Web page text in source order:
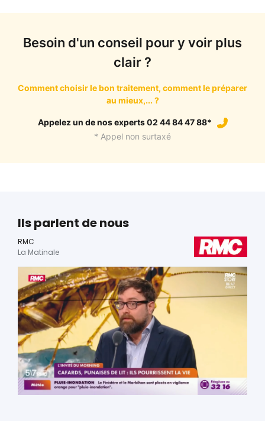
Besoin d'un conseil pour y voir plus
clair ?
Comment choisir le bon traitement, comment le préparer
au mieux,... ?
Appelez un de nos experts 02 44 84 47 88*
* Appel non surtaxé
Ils parlent de nous
RMC
La Matinale